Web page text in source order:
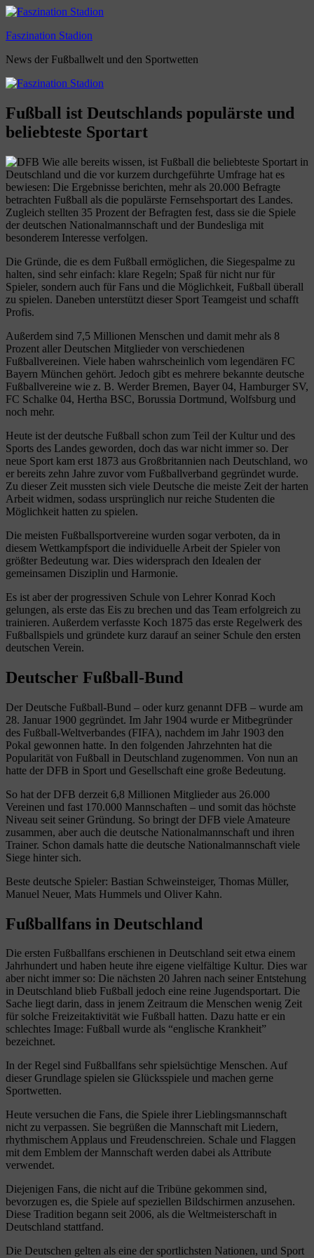
Zum
springen
Faszination Stadion
News der Fußballwelt und den Sportwetten
Fußball ist Deutschlands populärste und
beliebteste Sportart
Wie alle bereits wissen, ist Fußball die beliebteste Sportart in
Deutschland und die vor kurzem durchgeführte Umfrage hat es
bewiesen: Die Ergebnisse berichten, mehr als 20.000 Befragte
betrachten Fußball als die populärste Fernsehsportart des Landes.
Zugleich stellten 35 Prozent der Befragten fest, dass sie die Spiele
der deutschen Nationalmannschaft und der Bundesliga mit
besonderem Interesse verfolgen.
Die Gründe, die es dem Fußball ermöglichen, die Siegespalme zu
halten, sind sehr einfach: klare Regeln; Spaß für nicht nur für
Spieler, sondern auch für Fans und die Möglichkeit, Fußball überall
zu spielen. Daneben unterstützt dieser Sport Teamgeist und schafft
Profis.
Außerdem sind 7,5 Millionen Menschen und damit mehr als 8
Prozent aller Deutschen Mitglieder von verschiedenen
Fußballvereinen. Viele haben wahrscheinlich vom legendären FC
Bayern München gehört. Jedoch gibt es mehrere bekannte deutsche
Fußballvereine wie z. B. Werder Bremen, Bayer 04, Hamburger SV,
FC Schalke 04, Hertha BSC, Borussia Dortmund, Wolfsburg und
noch mehr.
Heute ist der deutsche Fußball schon zum Teil der Kultur und des
Sports des Landes geworden, doch das war nicht immer so. Der
neue Sport kam erst 1873 aus Großbritannien nach Deutschland, wo
er bereits zehn Jahre zuvor vom Fußballverband gegründet wurde.
Zu dieser Zeit mussten sich viele Deutsche die meiste Zeit der harten
Arbeit widmen, sodass ursprünglich nur reiche Studenten die
Möglichkeit hatten zu spielen.
Die meisten Fußballsportvereine wurden sogar verboten, da in
diesem Wettkampfsport die individuelle Arbeit der Spieler von
größter Bedeutung war. Dies widersprach den Idealen der
gemeinsamen Disziplin und Harmonie.
Es ist aber der progressiven Schule von Lehrer Konrad Koch
gelungen, als erste das Eis zu brechen und das Team erfolgreich zu
trainieren. Außerdem verfasste Koch 1875 das erste Regelwerk des
Fußballspiels und gründete kurz darauf an seiner Schule den ersten
deutschen Verein.
Deutscher Fußball-Bund
Der Deutsche Fußball-Bund – oder kurz genannt DFB – wurde am
28. Januar 1900 gegründet. Im Jahr 1904 wurde er Mitbegründer
des Fußball-Weltverbandes (FIFA), nachdem im Jahr 1903 den
Pokal gewonnen hatte. In den folgenden Jahrzehnten hat die
Popularität von Fußball in Deutschland zugenommen. Von nun an
hatte der DFB in Sport und Gesellschaft eine große Bedeutung.
So hat der DFB derzeit 6,8 Millionen Mitglieder aus 26.000
Vereinen und fast 170.000 Mannschaften – und somit das höchste
Niveau seit seiner Gründung. So bringt der DFB viele Amateure
zusammen, aber auch die deutsche Nationalmannschaft und ihren
Trainer. Schon damals hatte die deutsche Nationalmannschaft viele
Siege hinter sich.
Beste deutsche Spieler: Bastian Schweinsteiger, Thomas Müller,
Manuel Neuer, Mats Hummels und Oliver Kahn.
Fußballfans in Deutschland
Die ersten Fußballfans erschienen in Deutschland seit etwa einem
Jahrhundert und haben heute ihre eigene vielfältige Kultur. Dies war
aber nicht immer so: Die nächsten 20 Jahren nach seiner Entstehung
in Deutschland blieb Fußball jedoch eine reine Jugendsportart. Die
Sache liegt darin, dass in jenem Zeitraum die Menschen wenig Zeit
für solche Freizeitaktivität wie Fußball hatten. Dazu hatte er ein
schlechtes Image: Fußball wurde als “englische Krankheit”
bezeichnet.
In der Regel sind Fußballfans sehr spielsüchtige Menschen. Auf
dieser Grundlage spielen sie Glücksspiele und machen gerne
Sportwetten.
Heute versuchen die Fans, die Spiele ihrer Lieblingsmannschaft
nicht zu verpassen. Sie begrüßen die Mannschaft mit Liedern,
rhythmischem Applaus und Freudenschreien. Schale und Flaggen
mit dem Emblem der Mannschaft werden dabei als Attribute
verwendet.
Diejenigen Fans, die nicht auf die Tribüne gekommen sind,
bevorzugen es, die Spiele auf speziellen Bildschirmen anzusehen.
Diese Tradition begann seit 2006, als die Weltmeisterschaft in
Deutschland stattfand.
Die Deutschen gelten als eine der sportlichsten Nationen, und Sport